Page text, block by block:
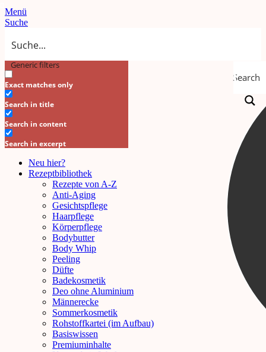
Menü
Suche
Search
Generic filters
Exact matches only
Search in title
Search in content
Search in excerpt
Neu hier?
Rezeptbibliothek
Rezepte von A-Z
Anti-Aging
Gesichtspflege
Haarpflege
Körperpflege
Bodybutter
Body Whip
Peeling
Düfte
Badekosmetik
Deo ohne Aluminium
Männerecke
Sommerkosmetik
Rohstoffkartei (im Aufbau)
Basiswissen
Premiuminhalte